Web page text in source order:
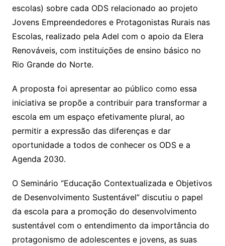
escolas) sobre cada ODS relacionado ao projeto
Jovens Empreendedores e Protagonistas Rurais nas
Escolas, realizado pela Adel com o apoio da Elera
Renováveis, com instituições de ensino básico no
Rio Grande do Norte.
A proposta foi apresentar ao público como essa
iniciativa se propõe a contribuir para transformar a
escola em um espaço efetivamente plural, ao
permitir a expressão das diferenças e dar
oportunidade a todos de conhecer os ODS e a
Agenda 2030.
O Seminário “Educação Contextualizada e Objetivos
de Desenvolvimento Sustentável” discutiu o papel
da escola para a promoção do desenvolvimento
sustentável com o entendimento da importância do
protagonismo de adolescentes e jovens, as suas